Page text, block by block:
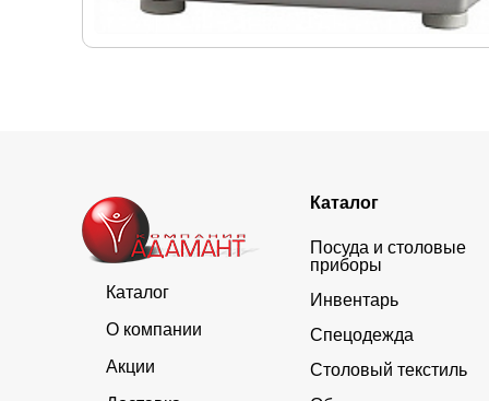
Каталог
О компании
Акции
Каталог
Посуда и столовые
приборы
Инвентарь
Спецодежда
Столовый текстиль